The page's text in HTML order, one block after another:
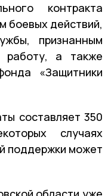
контракта
боевых действий,
признанным
работу, а также
«Защитники
составляет 350
случаях
поддержки может